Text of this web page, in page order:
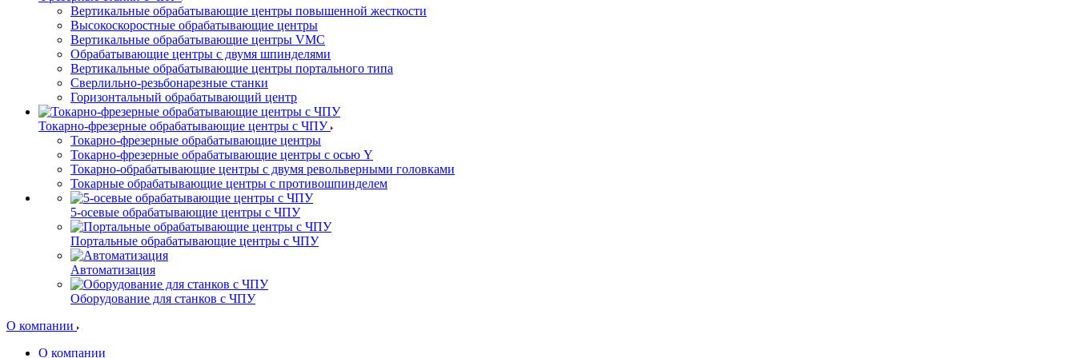
Вертикальные обрабатывающие центры повышенной жесткости
Высокоскоростные обрабатывающие центры
Вертикальные обрабатывающие центры VMC
Обрабатывающие центры с двумя шпинделями
Вертикальные обрабатывающие центры портального типа
Сверлильно-резьбонарезные станки
Горизонтальный обрабатывающий центр
Токарно-фрезерные обрабатывающие центры с ЧПУ
Токарно-фрезерные обрабатывающие центры
Токарно-фрезерные обрабатывающие центры с осью Y
Токарно-обрабатывающие центры c двумя револьверными головками
Токарные обрабатывающие центры с противошпинделем
5-осевые обрабатывающие центры с ЧПУ
Портальные обрабатывающие центры с ЧПУ
Автоматизация
Оборудование для станков с ЧПУ
О компании
О компании